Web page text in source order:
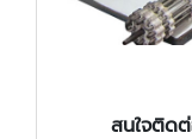
สนใจติด